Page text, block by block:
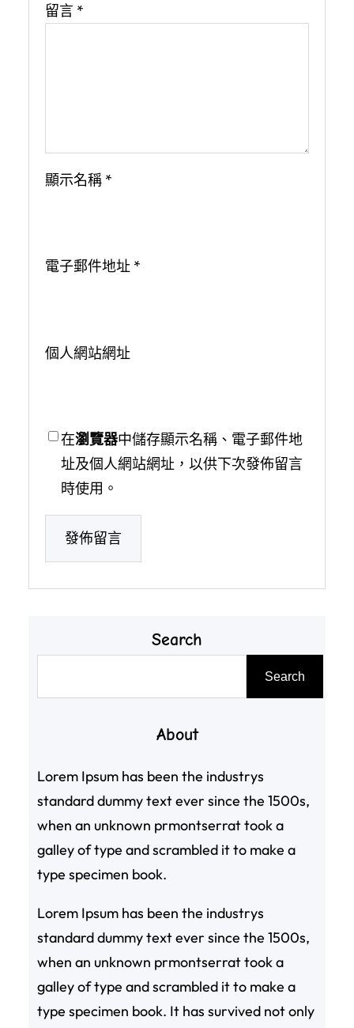
留言 *
顯示名稱 *
電子郵件地址 *
個人網站網址
在瀏覽器中儲存顯示名稱、電子郵件地
址及個人網站網址，以供下次發佈留言
時使用。
Search
Search
About
Lorem Ipsum has been the industrys
standard dummy text ever since the 1500s,
when an unknown prmontserrat took a
galley of type and scrambled it to make a
type specimen book.
Lorem Ipsum has been the industrys
standard dummy text ever since the 1500s,
when an unknown prmontserrat took a
galley of type and scrambled it to make a
type specimen book. It has survived not only